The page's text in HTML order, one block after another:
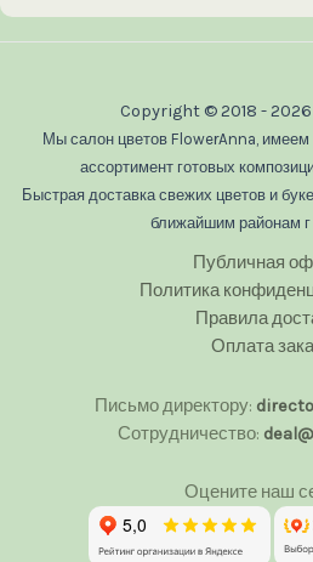
Copyright © 2018 -
Мы салон цветов FlowerAnna,
ассортимент готовых
Быстрая доставка свежих цветов и
ближайшим районам
Публичная
Политика
Правила
Оплата
Письмо директору:
Сотрудничество:
Оцените наш